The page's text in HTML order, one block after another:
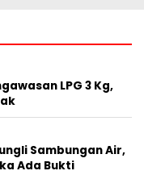
LPG 3 Kg,
Sambungan Air,
Ada Bukti